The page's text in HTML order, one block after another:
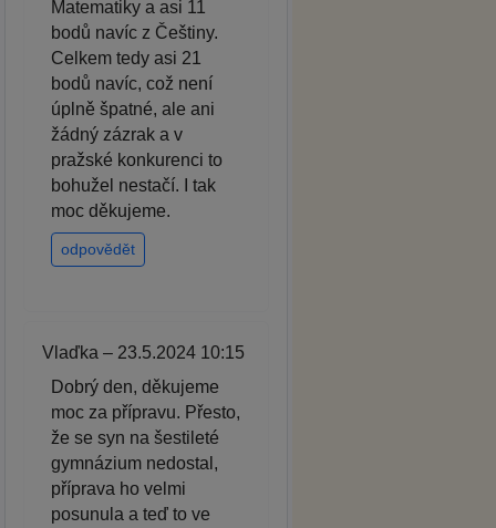
Matematiky a asi 11
bodů navíc z Češtiny.
Celkem tedy asi 21
bodů navíc, což není
úplně špatné, ale ani
žádný zázrak a v
pražské konkurenci to
bohužel nestačí. I tak
moc děkujeme.
odpovědět
Vlaďka – 23.5.2024 10:15
Dobrý den, děkujeme
moc za přípravu. Přesto,
že se syn na šestileté
gymnázium nedostal,
příprava ho velmi
posunula a teď to ve